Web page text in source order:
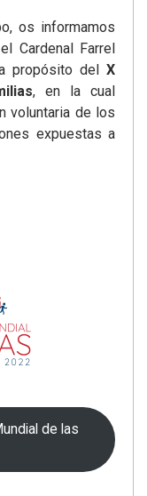
os informamos
Cardenal Farrel
propósito del X
, en la cual
voluntaria de los
expuestas a
de las